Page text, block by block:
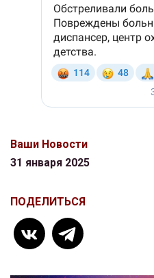
Ваши Новости
31 января 2025
ПОДЕЛИТЬСЯ